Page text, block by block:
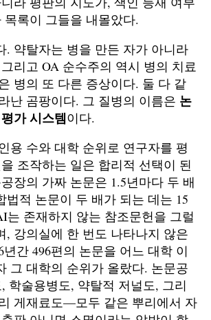
록이 그들을 내몰았다.
. 약탈자는 병을 만든 자가 아니라
리고 OA 순수주의 역시 병의 치료
병의 또 다른 증상이다. 둘 다 같
난 곰팡이다. 그 질병의 이름은 논
가 시스템이다.
용 수와 대학 순위로 연구자를 평
조작하는 일은 합리적 선택이 된
장의 가짜 논문은 1.5년마다 두 배
적 논문이 두 배가 되는 데는 15
존재하지 않는 참조문헌을 그럴
, 강의실에 한 번도 나타나지 않은
간 496편의 논문을 어느 대학 이
그 대학의 순위가 올랐다. 논문공
학술용병도, 약탈적 저널도, 그리
게재료도—모두 같은 뿌리에서 자